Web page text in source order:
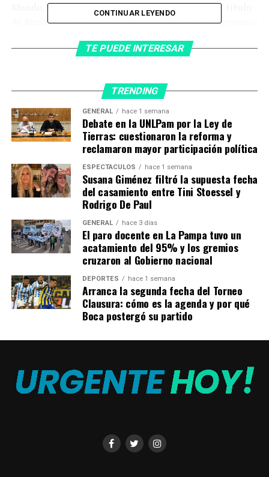
Mundo, ante un Mbappé, de 23, que defenderá el título
de Rusia 2018 en la tierra natal del poderoso empresario
convivencia de las dos estrellas en el club parisino
como estrategia de imagen para un país que soportó
serios cuestionamientos por la organización del
Mundial 2022.
Las sospechas de sobornos para ganar la designación de
la sede, que destaparon un escándalo de corrupción en
la FIFA, sumadas a las críticas por su postura sobre los
derechos humanos demandaron acciones políticas y
económicas en favor de la legitimación.
Una de ellas resultó la contratación de Messi por parte
de PSG, una entidad del Qatar Sports Investment, que a
su vez es una firma subsidiaria de Qatar Investment
Authority (QIA), el organismo soberano que gestiona las
ganancias del petróleo y el gas.
argentino inició relaciones con el emirato a través de
de la Academia Aspire, el mayor centro de alto
rendimiento deportivo del mundo.
CONTINUAR LEYENDO
TE PUEDE INTERESAR
TRENDING
GENERAL hace 1 semana
Debate en la UNLPam por la Ley de
Tierras: cuestionaron la reforma y
reclamaron mayor participación política
ESPECTÁCULOS hace 1 semana
Susana Giménez filtró la supuesta fecha
del casamiento entre Tini Stoessel y
Rodrigo De Paul
GENERAL hace 3 días
El paro docente en La Pampa tuvo un
acatamiento del 95% y los gremios
cruzaron al Gobierno nacional
DEPORTES hace 1 semana
Arranca la segunda fecha del Torneo
Clausura: cómo es la agenda y por qué
Boca postergó su partido